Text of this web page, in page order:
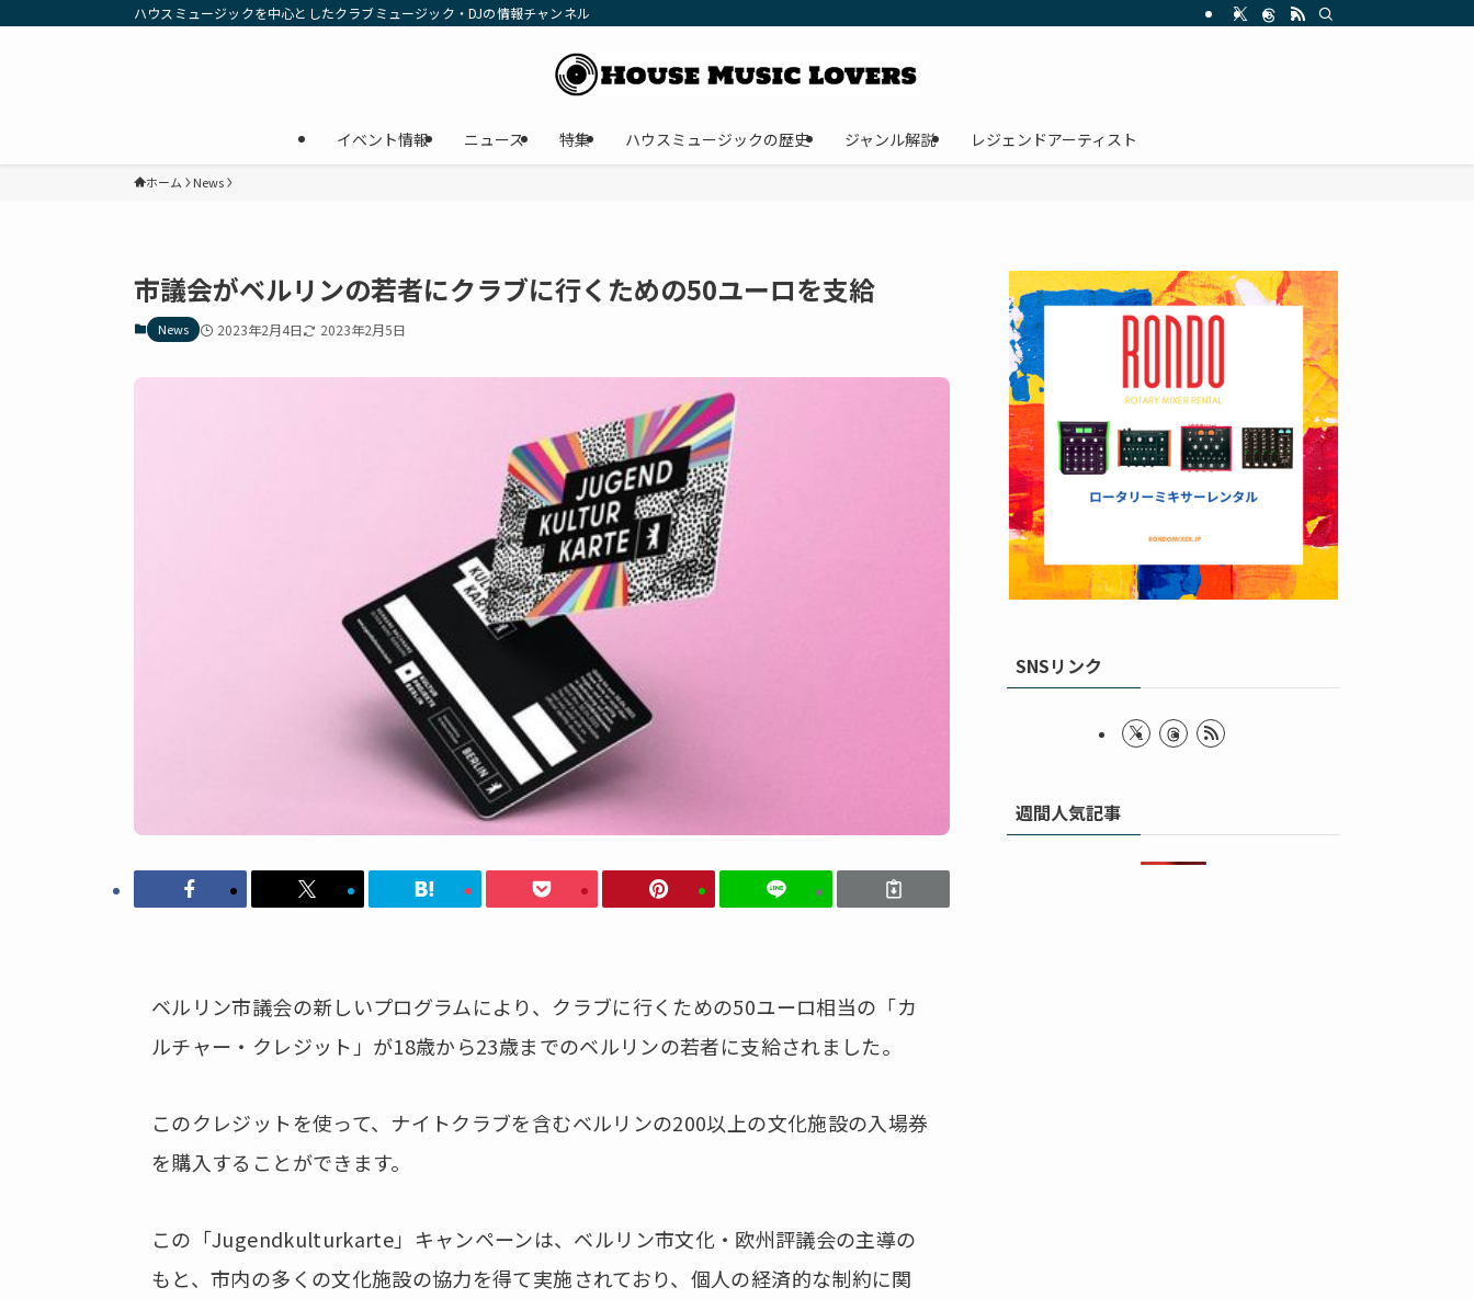
ハウスミュージックを中心としたクラブミュージック・DJの情報チャンネル
イベント情報 ニュース 特集 ハウスミュージックの歴史 ジャンル解説 レジェンドアーティスト
ホーム News
市議会がベルリンの若者にクラブに行くための50ユーロを支給
News 2023年2月4日 2023年2月5日
ベルリン市議会の新しいプログラムにより、クラブに行くための50ユーロ相当の「カ
ルチャー・クレジット」が18歳から23歳までのベルリンの若者に支給されました。
このクレジットを使って、ナイトクラブを含むベルリンの200以上の文化施設の入場券
を購入することができます。
この「Jugendkulturkarte」キャンペーンは、ベルリン市文化・欧州評議会の主導の
もと、市内の多くの文化施設の協力を得て実施されており、個人の経済的な制約に関
SNSリンク
週間人気記事